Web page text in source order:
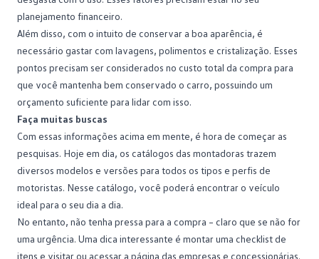
planejamento financeiro.
Além disso, com o intuito de conservar a boa aparência, é
necessário gastar com lavagens, polimentos e cristalização. Esses
pontos precisam ser considerados no custo total da compra para
que você mantenha bem conservado o carro, possuindo um
orçamento suficiente para lidar com isso.
Faça muitas buscas
Com essas informações acima em mente, é hora de começar as
pesquisas. Hoje em dia, os catálogos das montadoras trazem
diversos modelos e versões para todos os tipos e perfis de
motoristas. Nesse catálogo, você poderá encontrar o veículo
ideal para o seu dia a dia.
No entanto, não tenha pressa para a compra – claro que se não for
uma urgência. Uma dica interessante é montar uma checklist de
itens e visitar ou acessar a página das empresas e concessionárias.